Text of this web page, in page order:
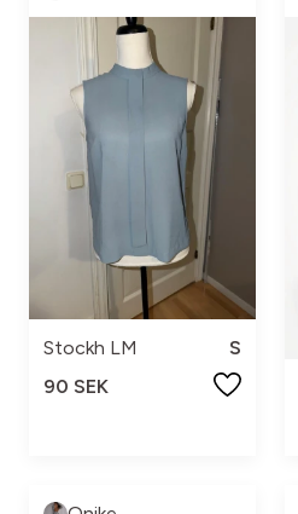
Stockh LM
S
90 SEK